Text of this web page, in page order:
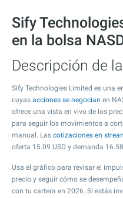
Sify
en la bolsa
Descripción de
Sify Technologies Limited es una
cuyas acciones se negocian en
ofrece una vista en vivo de los
para seguir los movimientos a
manual. Las cotizaciones en
oferta 15.09 USD y demanda 16.58
Usa el gráfico para revisar el
precio y seguir cómo se
con tu cartera en 2026. Si estás